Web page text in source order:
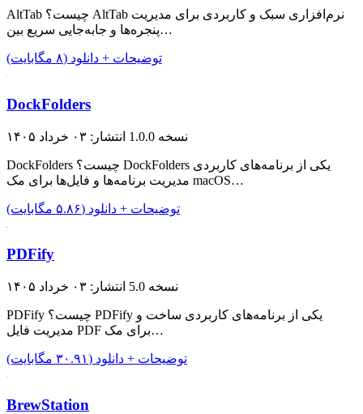
AltTab چیست؟ AltTab نرم‌افزاری سبک و کاربردی برای مدیریت
پنجره‌ها و جابه‌جایی سریع بین…
توضیحات + دانلود (۸ مگابایت)
DockFolders
نسخه 1.0.0 انتشار: ۰۳ خرداد ۱۴۰۵
DockFolders چیست؟ DockFolders یکی از برنامه‌های کاربردی
مدیریت برنامه‌ها و فایل‌ها برای مک macOS…
توضیحات + دانلود (۵.۸۶ مگابایت)
PDFify
نسخه 5.0 انتشار: ۰۳ خرداد ۱۴۰۵
PDFify چیست؟ PDFify یکی از برنامه‌های کاربردی ساخت و
مدیریت فایل PDF برای مک…
توضیحات + دانلود (۳۰.۹۱ مگابایت)
BrewStation